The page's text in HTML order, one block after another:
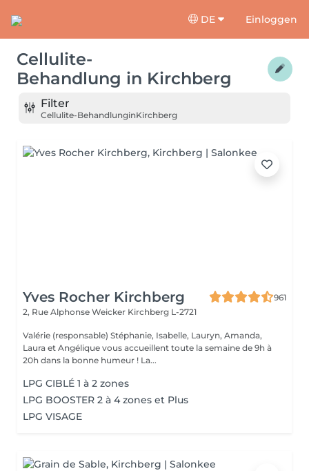
DE Einloggen
Cellulite-
Behandlung in Kirchberg
Filter
Cellulite-BehandlunginKirchberg
Yves Rocher Kirchberg
961
2, Rue Alphonse Weicker Kirchberg L-2721
Valérie (responsable) Stéphanie, Isabelle, Lauryn, Amanda,
Laura et Angélique vous accueillent toute la semaine de 9h à
20h dans la bonne humeur ! La...
LPG CIBLÉ 1 à 2 zones
LPG BOOSTER 2 à 4 zones et Plus
LPG VISAGE